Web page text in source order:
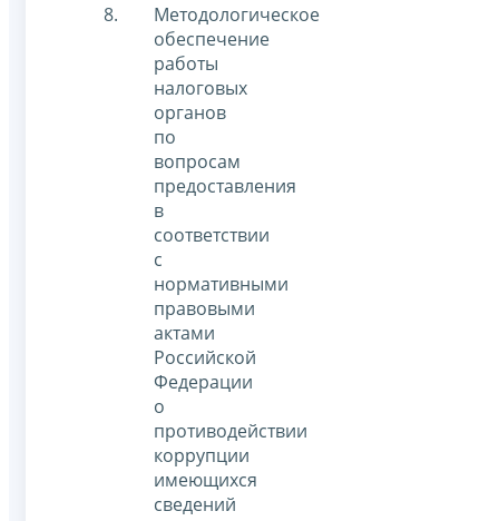
Методологическое
обеспечение
работы
налоговых
органов
по
вопросам
предоставления
в
соответствии
с
нормативными
правовыми
актами
Российской
Федерации
о
противодействии
коррупции
имеющихся
сведений